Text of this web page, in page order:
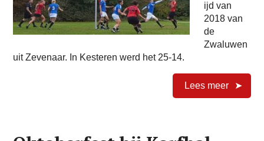
ijd van
2018 van
de
Zwaluwen
uit Zevenaar. In Kesteren werd het 25-14.
Lees meer